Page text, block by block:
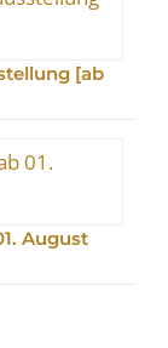
[ab
August